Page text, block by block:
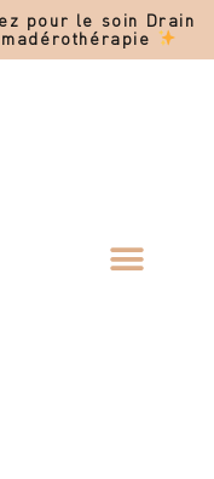
pour le soin Drain